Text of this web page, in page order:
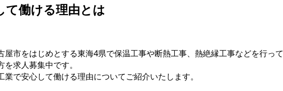
て働ける理由とは
市をはじめとする東海4県で保温工事や断熱工事、熱絶縁工事などを行っ
求人募集中です。
で安心して働ける理由についてご紹介いたします。